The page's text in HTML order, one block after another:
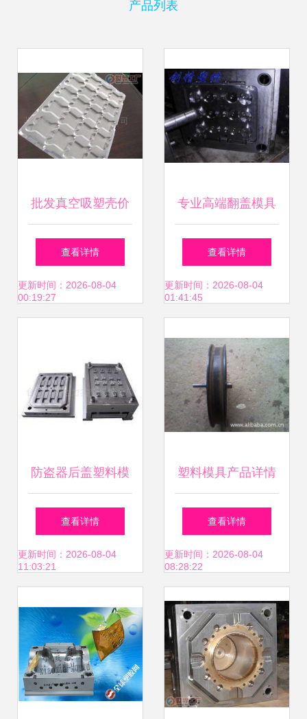
产品列表
批发真空吸塑壳价
格及厂家选购指南
查看详情
更新时间：2026-08-04
00:19:27
专业高端翻盖模具
与蝴蝶盖模具 工
艺、价格及厂家详
查看详情
更新时间：2026-08-04
01:41:45
防盗器后盖塑料模
具制造与供应分析
查看详情
更新时间：2026-08-04
11:03:21
塑料模具产品详情
与采购指南
查看详情
更新时间：2026-08-04
08:28:22